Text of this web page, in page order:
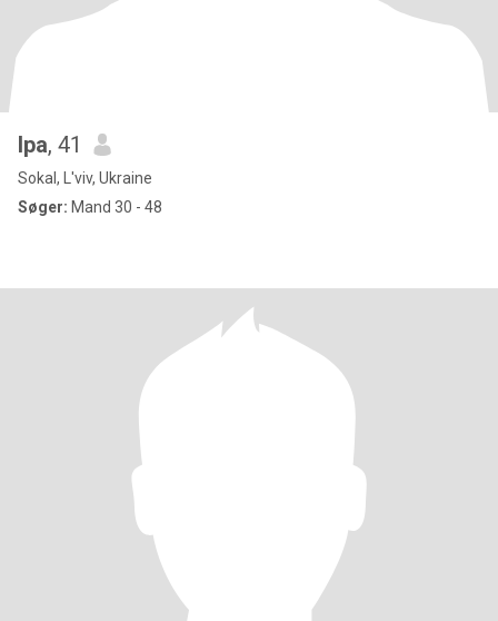
Іра, 41
Sokal, L'viv, Ukraine
Søger: Mand 30 - 48